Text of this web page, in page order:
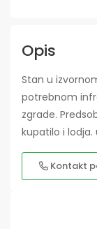
Opis
Stan u
potrebnom
zgrade.
kupatilo i lodja.
Kontakt